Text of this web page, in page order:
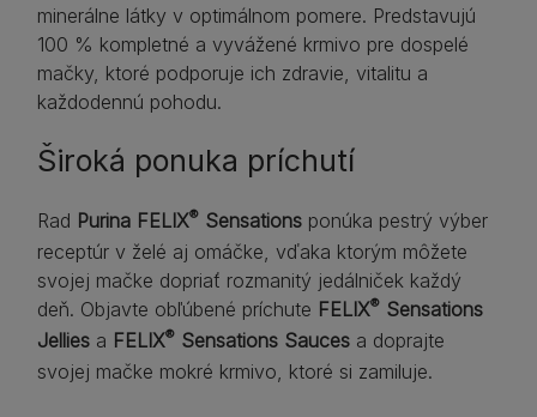
minerálne látky v optimálnom pomere. Predstavujú
100 % kompletné a vyvážené krmivo pre dospelé
mačky, ktoré podporuje ich zdravie, vitalitu a
každodennú pohodu.
Široká ponuka príchutí
Rad Purina FELIX® Sensations ponúka pestrý výber
receptúr v želé aj omáčke, vďaka ktorým môžete
svojej mačke dopriať rozmanitý jedálniček každý
deň. Objavte obľúbené príchute FELIX® Sensations
Jellies a FELIX® Sensations Sauces a doprajte
svojej mačke mokré krmivo, ktoré si zamiluje.